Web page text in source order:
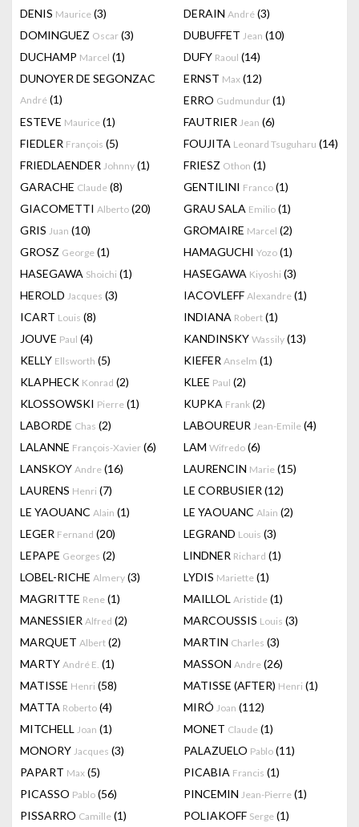
DENIS Maurice (3) DERAIN André (3)
DOMINGUEZ Oscar (3) DUBUFFET Jean (10)
DUCHAMP Marcel (1) DUFY Raoul (14)
DUNOYER DE SEGONZAC
André (1)
ERNST Max (12)
ERRO Gudmundur (1)
ESTEVE Maurice (1) FAUTRIER Jean (6)
FIEDLER François (5) FOUJITA Leonard Tsuguharu (14)
FRIEDLAENDER Johnny (1) FRIESZ Othon (1)
GARACHE Claude (8) GENTILINI Franco (1)
GIACOMETTI Alberto (20) GRAU SALA Emilio (1)
GRIS Juan (10) GROMAIRE Marcel (2)
GROSZ George (1) HAMAGUCHI Yozo (1)
HASEGAWA Shoichi (1) HASEGAWA Kiyoshi (3)
HEROLD Jacques (3) IACOVLEFF Alexandre (1)
ICART Louis (8) INDIANA Robert (1)
JOUVE Paul (4) KANDINSKY Wassily (13)
KELLY Ellsworth (5) KIEFER Anselm (1)
KLAPHECK Konrad (2) KLEE Paul (2)
KLOSSOWSKI Pierre (1) KUPKA Frank (2)
LABORDE Chas (2) LABOUREUR Jean-Emile (4)
LALANNE François-Xavier (6) LAM Wifredo (6)
LANSKOY Andre (16) LAURENCIN Marie (15)
LAURENS Henri (7) LE CORBUSIER (12)
LE YAOUANC Alain (1) LE YAOUANC Alain (2)
LEGER Fernand (20) LEGRAND Louis (3)
LEPAPE Georges (2) LINDNER Richard (1)
LOBEL-RICHE Almery (3) LYDIS Mariette (1)
MAGRITTE Rene (1) MAILLOL Aristide (1)
MANESSIER Alfred (2) MARCOUSSIS Louis (3)
MARQUET Albert (2) MARTIN Charles (3)
MARTY André E. (1) MASSON Andre (26)
MATISSE Henri (58) MATISSE (AFTER) Henri (1)
MATTA Roberto (4) MIRÓ Joan (112)
MITCHELL Joan (1) MONET Claude (1)
MONORY Jacques (3) PALAZUELO Pablo (11)
PAPART Max (5) PICABIA Francis (1)
PICASSO Pablo (56) PINCEMIN Jean-Pierre (1)
PISSARRO Camille (1) POLIAKOFF Serge (1)